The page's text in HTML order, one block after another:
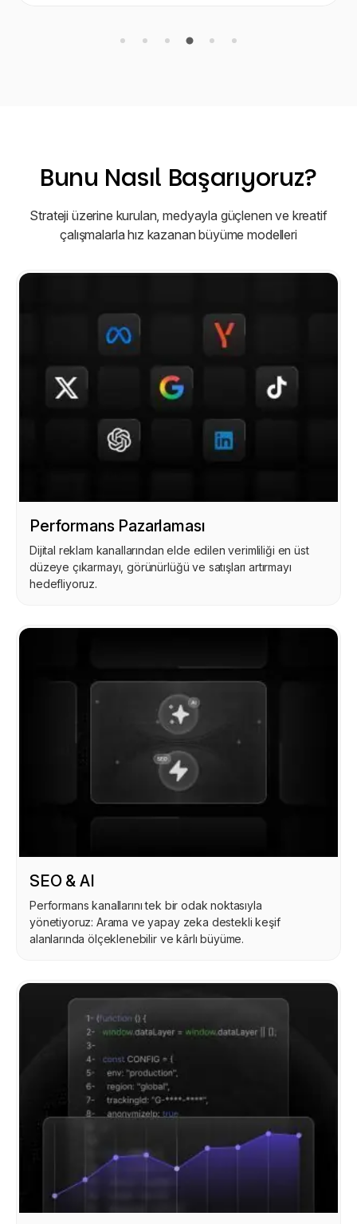
Bunu Nasıl Başarıyoruz?
Strateji üzerine kurulan, medyayla güçlenen ve kreatif
çalışmalarla hız kazanan büyüme modelleri
Performans Pazarlaması
Dijital reklam kanallarından elde edilen verimliliği en üst
düzeye çıkarmayı, görünürlüğü ve satışları artırmayı
hedefliyoruz.
SEO & AI
Performans kanallarını tek bir odak noktasıyla
yönetiyoruz: Arama ve yapay zeka destekli keşif
alanlarında ölçeklenebilir ve kârlı büyüme.